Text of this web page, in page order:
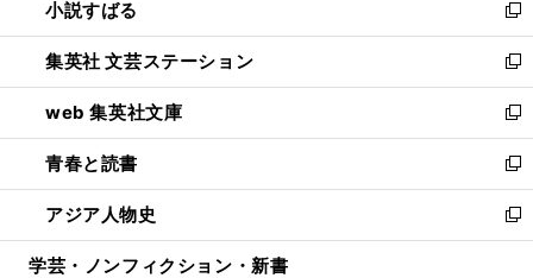
く
で
開
く
い
ウ
ィ
ン
ド
ウ
で
開
く
小説すばる
新
し
い
ウ
ィ
ン
ド
ウ
で
開
集英社 文芸ステーション
新
し
い
ウ
ィ
ン
ド
ウ
web 集英社文庫
新
し
い
ウ
ィ
ン
青春と読書
新
し
い
ウ
アジア人物史
新
し
学芸・ノンフィクション・新書